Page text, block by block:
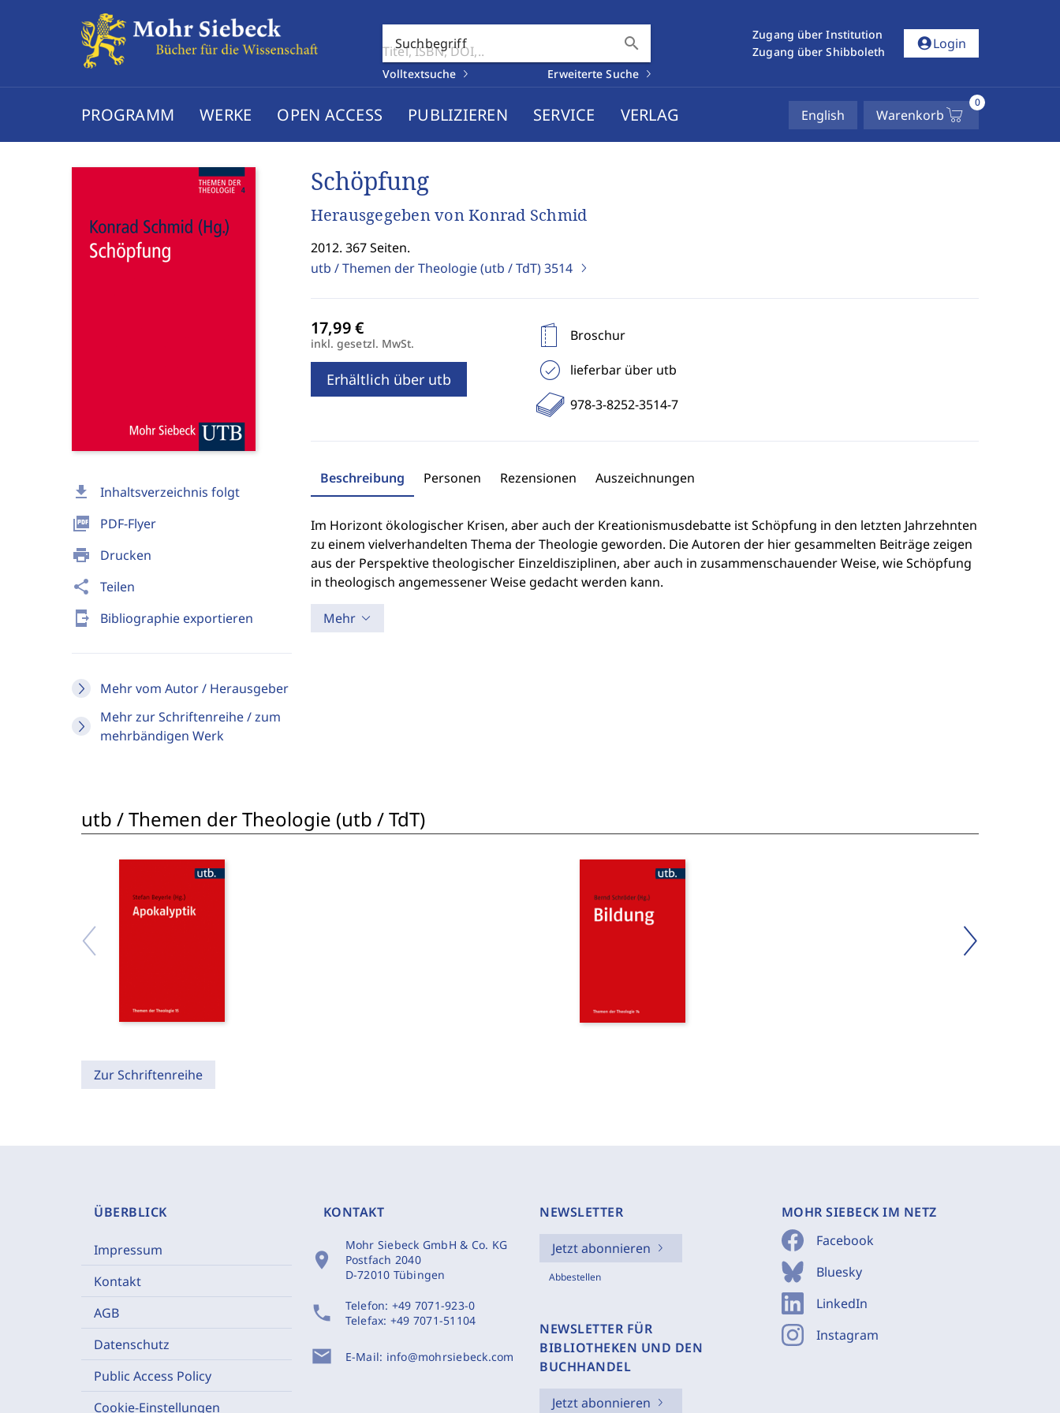
Suchbegriff search
Volltextsuche Erweiterte Suche
Zugang über Institution
Zugang über Shibboleth
account_circleLogin
PROGRAMM WERKE OPEN ACCESS PUBLIZIEREN SERVICE VERLAG English Warenkorb
0
download Inhaltsverzeichnis folgt
picture_as_pdf PDF-Flyer
print Drucken
share Teilen
send_to_mobile Bibliographie exportieren
Mehr vom Autor / Herausgeber
Mehr zur Schriftenreihe / zum
mehrbändigen Werk
Schöpfung
Herausgegeben von Konrad Schmid
2012. 367 Seiten.
utb / Themen der Theologie (utb / TdT)3514
inkl. gesetzl. MwSt.
Erhältlich über utb
Broschur
lieferbar über utb
978-3-8252-3514-7
Beschreibung Personen Rezensionen Auszeichnungen
Im Horizont ökologischer Krisen, aber auch der Kreationismusdebatte ist Schöpfung in den letzten Jahrzehnten
zu einem vielverhandelten Thema der Theologie geworden. Die Autoren der hier gesammelten Beiträge zeigen
aus der Perspektive theologischer Einzeldisziplinen, aber auch in zusammenschauender Weise, wie Schöpfung
in theologisch angemessener Weise gedacht werden kann.
Mehr
utb / Themen der Theologie (utb / TdT)
Zur Schriftenreihe
ÜBERBLICK
Impressum
Kontakt
AGB
Datenschutz
Public Access Policy
Cookie-Einstellungen
KONTAKT
location_on
Mohr Siebeck GmbH & Co. KG
Postfach 2040
D-72010 Tübingen
phone Telefon: +49 7071-923-0
Telefax: +49 7071-51104
mail E-Mail: info@mohrsiebeck.com
NEWSLETTER
Jetzt abonnieren
Abbestellen
NEWSLETTER FÜR
BIBLIOTHEKEN UND DEN
BUCHHANDEL
Jetzt abonnieren
MOHR SIEBECK IM NETZ
Facebook
Bluesky
LinkedIn
Instagram